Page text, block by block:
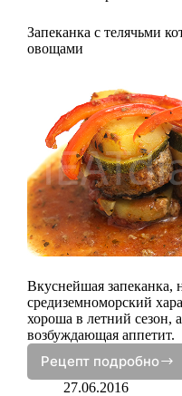
Запеканка с телячьми
овощами
Вкуснейшая запеканка,
средиземноморский
хороша в летний сезон,
возбуждающая аппетит.
Рецепт подробно
Запеканка
с
27.06.2016